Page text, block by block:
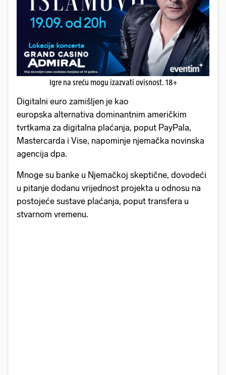
Igre na sreću mogu izazvati ovisnost. 18+
Digitalni euro zamišljen je kao
europska alternativa dominantnim američkim
tvrtkama za digitalna plaćanja, poput PayPala,
Mastercarda i Vise, napominje njemačka novinska
agencija dpa.
Mnoge su banke u Njemačkoj skeptične, dovodeći
u pitanje dodanu vrijednost projekta u odnosu na
postojeće sustave plaćanja, poput transfera u
stvarnom vremenu.